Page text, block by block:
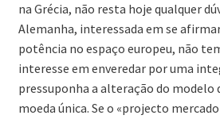
na Grécia, não resta hoje qualquer
Alemanha, interessada em se
potência no espaço europeu, não
interesse em enveredar por uma
pressuponha a alteração do modelo
moeda única. Se o «projecto